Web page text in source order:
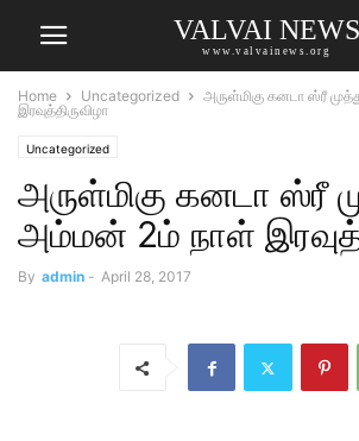
VALVAI NEWS
www.valvainews.org
Home Uncategorized
அருள்மிகு கனடா ஸ்ரீ
இரவுத்திருவிழா
Uncategorized
அருள்மிகு கனடா ஸ்ரீ
அம்மன் 2ம் நாள்
By admin - April 28, 2017